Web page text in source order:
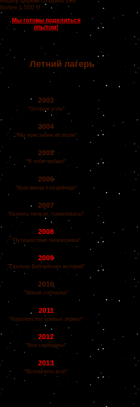
более 1 500 !!!
Мы готовы поделиться
опытом!
Летний лагерь
2003
"Острые углы"
2004
"Мы христиане во всем"
2005
"Я тебя люблю!"
2006
"Красавица и чудовище"
2007
"Казнить нельзя, помиловать!"
2008
"Путешествие пиллигрима"
2009
"Сколько Библейских историй"
2010
"Магия соблазна"
2011
"Королевство кривых зеркал"
2012
"Все свободны!"
2013
"Вспомнить всё!"